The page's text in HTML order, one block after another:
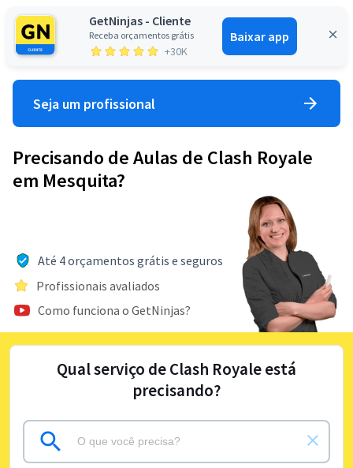
GetNinjas - Cliente
Receba orçamentos grátis
+30K
Baixar app
Entrar
Seja um profissional
Precisando de Aulas de Clash Royale
em Mesquita?
Até 4 orçamentos grátis e seguros
Profissionais avaliados
Como funciona o GetNinjas?
Qual serviço de Clash Royale está
precisando?